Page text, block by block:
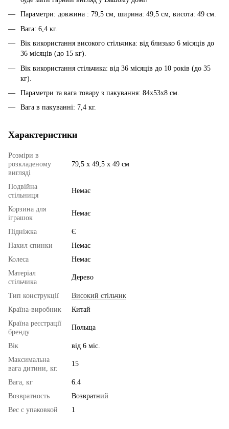
Параметри: довжина : 79,5 см, ширина: 49,5 см, висота: 49 см.
Вага: 6,4 кг.
Вік використання високого стільчика: від близько 6 місяців до
36 місяців (до 15 кг).
Вік використання стільчика: від 36 місяців до 10 років (до 35
кг).
Параметри та вага товару з пакування: 84x53x8 см.
Вага в пакуванні: 7,4 кг.
Характеристики
Розміри в
розкладеному
вигляді
79,5 х 49,5 х 49 см
Подвійна
стільниця
Немає
Корзина для
іграшок
Немає
Підніжка
Є
Нахил спинки
Немає
Колеса
Немає
Матеріал
стільчика
Дерево
Тип конструкції
Високий стільчик
Країна-виробник
Китай
Країна реєстрації
бренду
Польща
Вік
від 6 міс.
Максимальна
вага дитини, кг.
15
Вага, кг
6.4
Возвратность
Возвратний
Вес с упаковкой
1